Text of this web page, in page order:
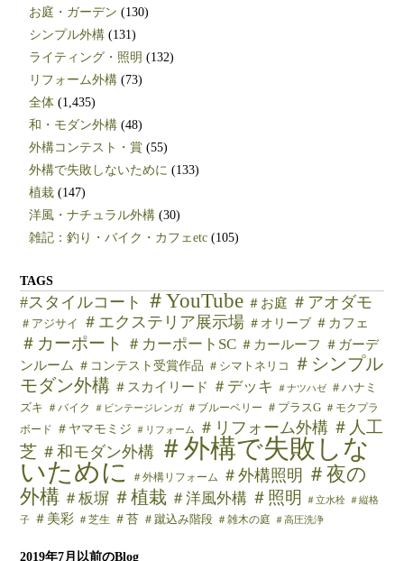
お庭・ガーデン (130)
シンプル外構 (131)
ライティング・照明 (132)
リフォーム外構 (73)
全体 (1,435)
和・モダン外構 (48)
外構コンテスト・賞 (55)
外構で失敗しないために (133)
植栽 (147)
洋風・ナチュラル外構 (30)
雑記：釣り・バイク・カフェetc (105)
TAGS
#スタイルコート ＃YouTube ＃お庭 ＃アオダモ
＃アジサイ ＃エクステリア展示場 ＃オリーブ ＃カフェ
＃カーポート ＃カーポートSC ＃カールーフ ＃ガーデ
ンルーム ＃コンテスト受賞作品 ＃シマトネリコ
＃シンプル
モダン外構 ＃スカイリード ＃デッキ ＃ナツハゼ
＃ハナミ
ズキ ＃バイク ＃ビンテージレンガ ＃ブルーベリー ＃プラスG ＃モクプラ
ボード ＃ヤマモミジ ＃リフォーム ＃リフォーム外構 ＃人工
芝 ＃和モダン外構 ＃外構で失敗しな
いために
＃外構リフォーム ＃外構照明 ＃夜の
外構 ＃板塀 ＃植栽 ＃洋風外構 ＃照明 ＃立水栓 ＃縦格
子
＃美彩 ＃芝生 ＃苔 ＃蹴込み階段 ＃雑木の庭 ＃高圧洗浄
2019年7月以前のBlog